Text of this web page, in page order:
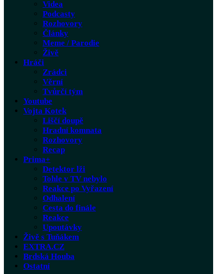
Videa
Podcasty
Rozhovory
Články
Meme / Parodie
Živě
Hráči
Zrádci
Věrní
Tvůrčí tým
Youtube
Vojta Kotek
Liščí doupě
Hradní komnata
Rozhovory
Recap
Prima+
Detektor lži
Tohle v TV nebylo
Reakce po Vyřazení
Odhalení
Cesta do finále
Reakce
Upoutávky
Živě s Tuňákem
EXTRA.CZ
Brdská Houba
Ostatní